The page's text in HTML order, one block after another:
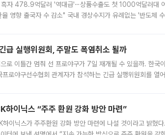
자 478.9억달러 '역대급'⋯상품수출도 첫 1000억달러대
영향 출국자 수 감소" 국내 경상수지가 유례없는 '반도체
급 실행위원회, 주말도 폭염취소 될까
로 이틀간 멈춰 선 프로야구가 7일 재개될 수 있을까. 한
프로야구선수협회 관계자가 참석하는 긴급 실행위원회를 열
하이닉스 “주주 환원 강화 방안 마련”
스가 주주환원 강화 방안 마련에 나설 것이라고 밝혔다. 5일(현지시간) 로이터통신에 따르면